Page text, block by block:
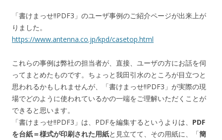
「書けまっせ!!PDF3」のユーザ事例のご紹介ページが出来上が
りました。
https://www.antenna.co.jp/kpd/casetop.html
これらの事例は弊社の担当者が、直接、ユーザの方にお話を伺
ってまとめたものです。ちょっと我田引水のところが目立つと
思われるかもしれませんが、「書けまっせ!!PDF3」が実際の現
場でどのように使われているかの一端をご理解いただくことが
できると思います。
「書けまっせ!!PDF3」は、PDFを編集するというよりは、 PDF
を台紙＝様式が印刷された用紙と見立てて、その用紙に、「簡